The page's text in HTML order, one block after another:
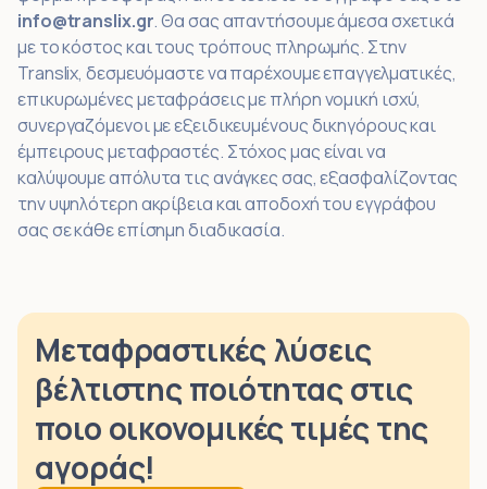
info@translix.gr. Θα σας απαντήσουμε άμεσα σχετικά
με το κόστος και τους τρόπους πληρωμής. Στην
Translix, δεσμευόμαστε να παρέχουμε επαγγελματικές,
επικυρωμένες μεταφράσεις με πλήρη νομική ισχύ,
συνεργαζόμενοι με εξειδικευμένους δικηγόρους και
έμπειρους μεταφραστές. Στόχος μας είναι να
καλύψουμε απόλυτα τις ανάγκες σας, εξασφαλίζοντας
την υψηλότερη ακρίβεια και αποδοχή του εγγράφου
σας σε κάθε επίσημη διαδικασία.
Μεταφραστικές λύσεις
βέλτιστης ποιότητας στις
ποιο οικονομικές τιμές της
αγοράς!